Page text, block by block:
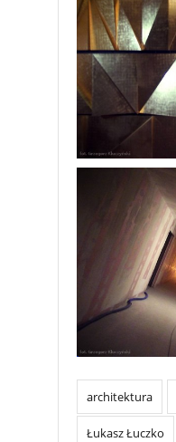
architektura
Łukasz Łuczko